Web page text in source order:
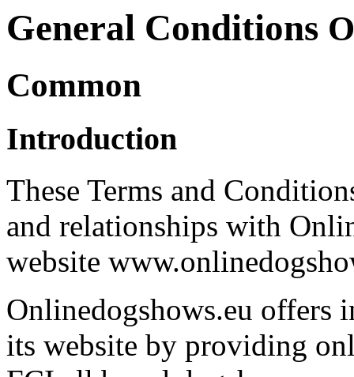
General Conditions
Common
Introduction
These Terms and
and relationships with
website
Onlinedogshows.eu offers
its website by providing